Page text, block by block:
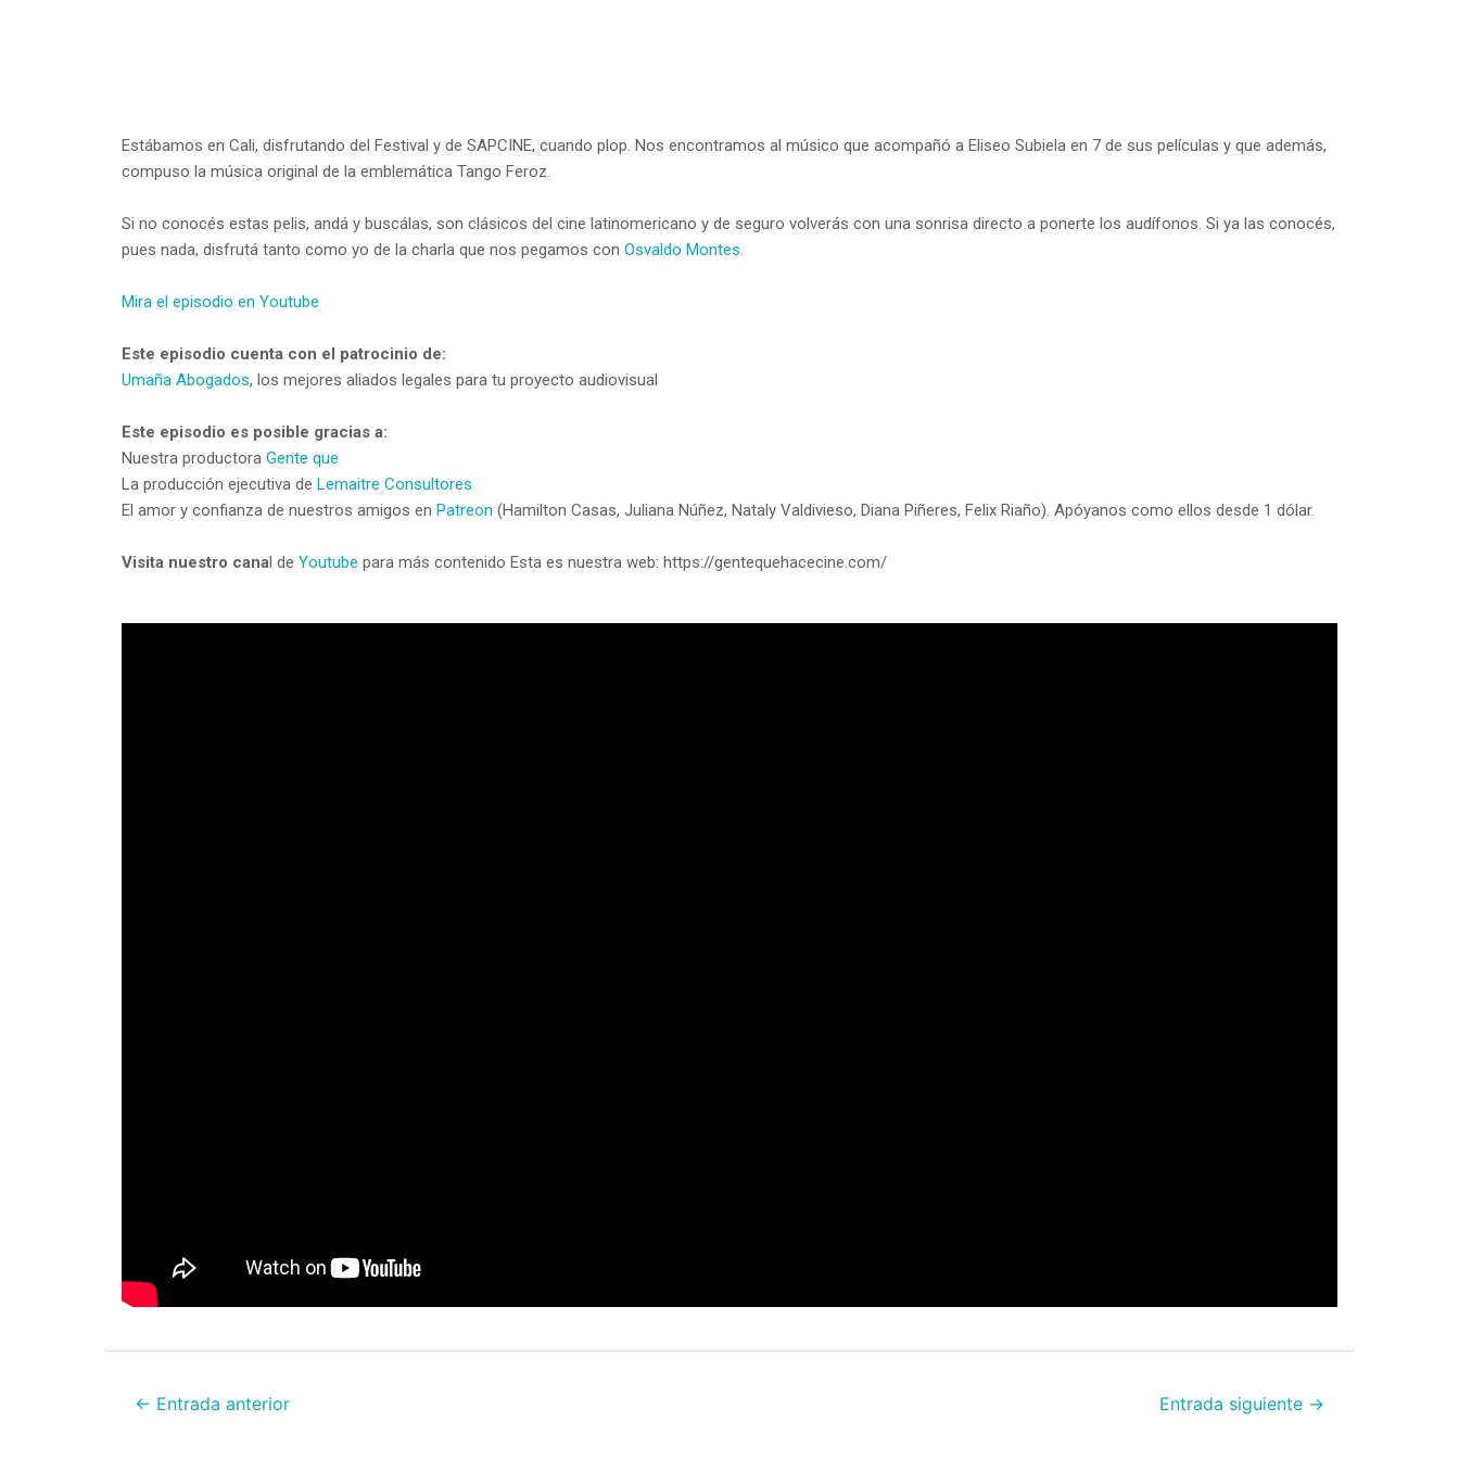
Estábamos en Cali, disfrutando del Festival y de SAPCINE, cuando plop. Nos encontramos al músico que acompañó a Eliseo Subiela en 7 de sus películas y que además,
compuso la música original de la emblemática Tango Feroz.
Si no conocés estas pelis, andá y buscálas, son clásicos del cine latinomericano y de seguro volverás con una sonrisa directo a ponerte los audífonos. Si ya las conocés,
pues nada, disfrutá tanto como yo de la charla que nos pegamos con Osvaldo Montes.
Mira el episodio en Youtube
Este episodio cuenta con el patrocinio de:
Umaña Abogados, los mejores aliados legales para tu proyecto audiovisual
Este episodio es posible gracias a:
Nuestra productora Gente que
La producción ejecutiva de Lemaitre Consultores
El amor y confianza de nuestros amigos en Patreon (Hamilton Casas, Juliana Núñez, Nataly Valdivieso, Diana Piñeres, Felix Riaño). Apóyanos como ellos desde 1 dólar.
Visita nuestro canal de Youtube para más contenido Esta es nuestra web: https://gentequehacecine.com/
← Entrada anterior Entrada siguiente →